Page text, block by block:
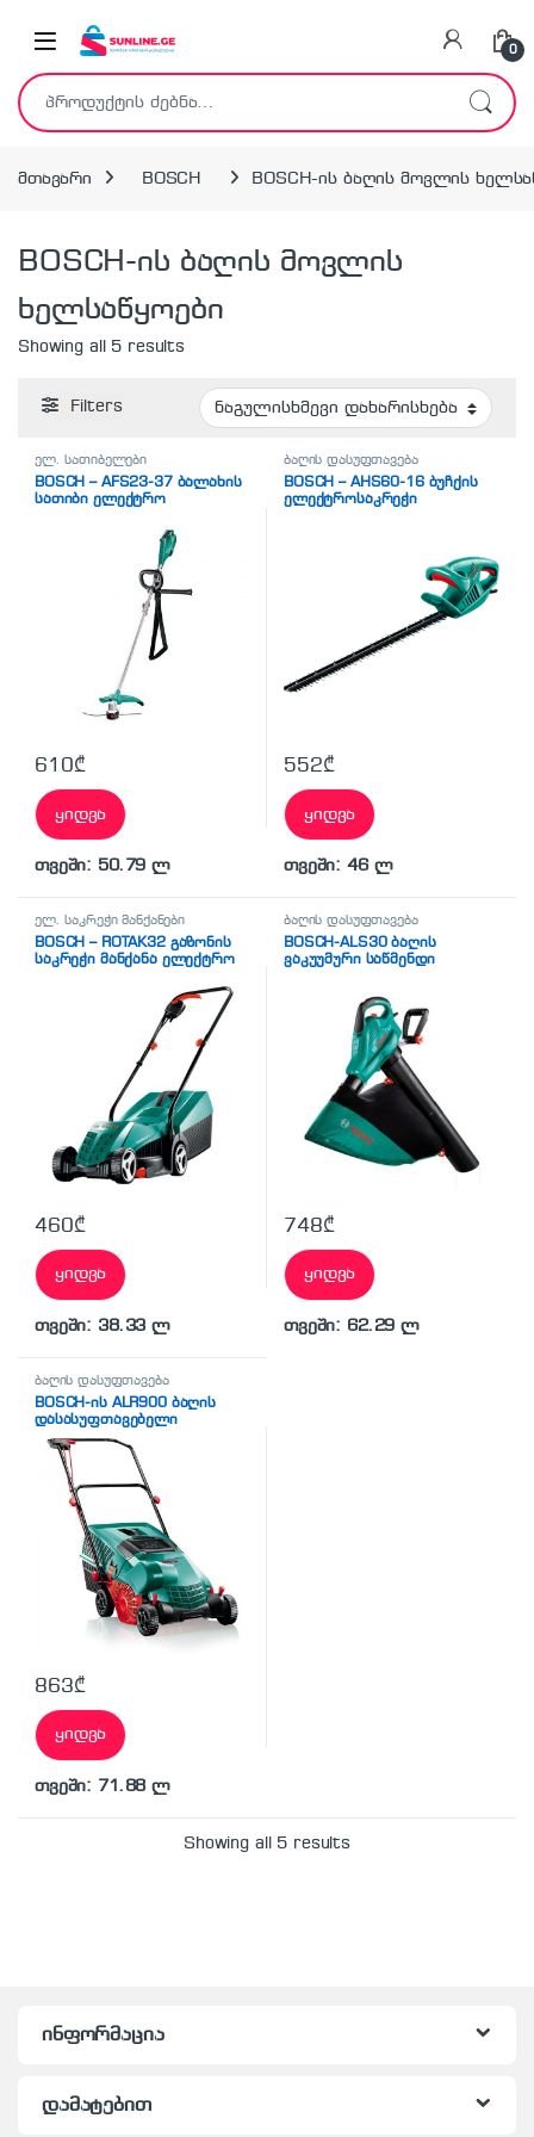
0
ძებნა:
მთავარი BOSCH BOSCH-ის ბაღის მოვლის
BOSCH-ის ბაღის მოვლის
ხელსაწყოები
Showing all 5 results
Filters
ელ. სათიბელები
BOSCH – AFS23-37 ბალახის
სათიბი ელექტრო
610₾
ყიდვა
თვეში: 50.79 ლ
ბაღის დასუფთავება
BOSCH – AHS60-16 ბუჩქის
ელექტროსაკრეჭი
552₾
ყიდვა
თვეში: 46 ლ
ელ. საკრეჭი მანქანები
BOSCH – ROTAK32 გაზონის
საკრეჭი მანქანა ელექტრო
460₾
ყიდვა
თვეში: 38.33 ლ
ბაღის დასუფთავება
BOSCH-ALS30 ბაღის
ვაკუუმური საწმენდი
748₾
ყიდვა
თვეში: 62.29 ლ
ბაღის დასუფთავება
BOSCH-ის ALR900 ბაღის
დასასუფთავებელი
ინსტრუმენტი
863₾
ყიდვა
თვეში: 71.88 ლ
Showing all 5 results
ინფორმაცია
დამატებით